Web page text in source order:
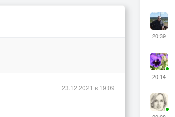
23.12.2021 в 19:09
20:39
20:14